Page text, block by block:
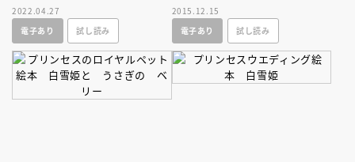
式を挙げるまでを描く物語！
2022.04.27
電子あり
試し読み
話シリーズが誕生！第６弾は白
雪姫です！
2015.12.15
電子あり
試し読み